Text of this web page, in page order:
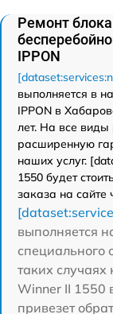
Ремонт
IPPON
выполняется в
IPPON в
лет. На все виды
расширенную
наших услуг.
1550 будет
заказа на сайте
выполняется
специального
таких случаях
Winner II 1550
привезет